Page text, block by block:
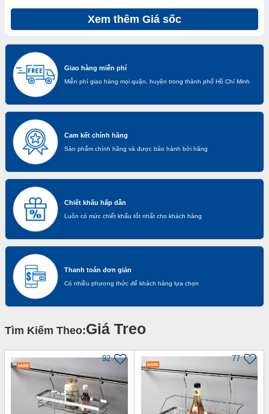
Xem thêm Giá sốc
Giao hàng miễn phí
Miễn phí giao hàng mọi quận, huyện trong thành phố Hồ Chí Minh
Cam kết chính hãng
Sản phẩm chính hãng và được bảo hành bởi hãng
Chiết khấu hấp dẫn
Luôn có mức chiết khấu tốt nhất cho khách hàng
Thanh toán đơn giản
Có nhiều phương thức để khách hàng lựa chọn
Tìm Kiếm Theo:Giá Treo
92 77